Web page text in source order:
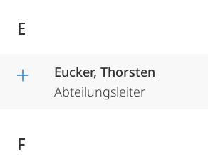
E
Eucker, Thorsten
Abteilungsleiter
F